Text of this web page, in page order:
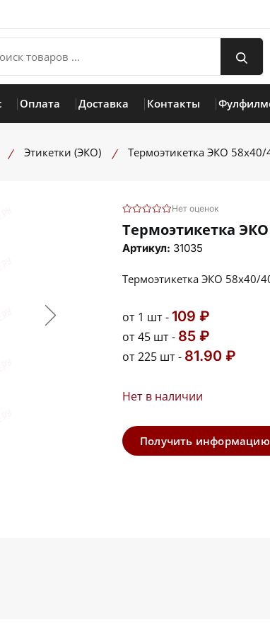
Оплата Доставка Контакты
Этикетки (ЭКО) Термоэтикетка ЭКО
Нет оценок
Термоэтикетка ЭКО
Артикул: 31035
Термоэтикетка ЭКО 58х40/
от 1 шт - 109 ₽
от 45 шт - 85 ₽
от 225 шт - 81.90 ₽
Нет в наличии
Получить информацию